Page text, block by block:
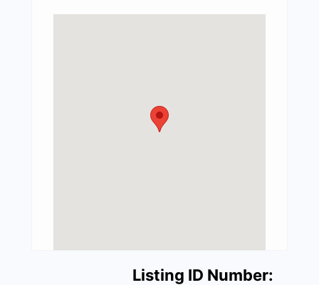
Listing ID Number: